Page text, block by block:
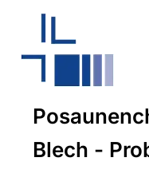
Blech -